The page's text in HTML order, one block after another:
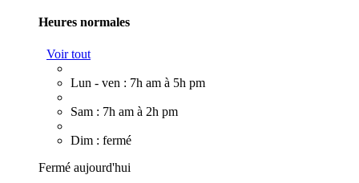
Heures normales
Voir tout
Lun - ven : 7h am à 5h pm
Sam : 7h am à 2h pm
Dim : fermé
Fermé aujourd'hui